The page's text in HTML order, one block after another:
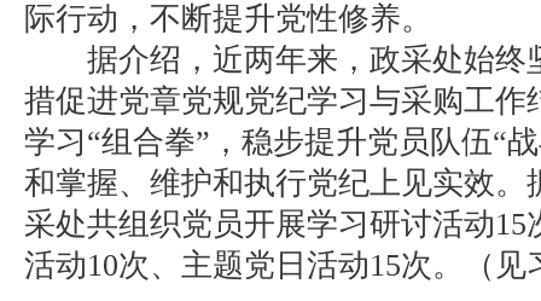
际行动，不断提升党性修养。
据介绍，近两年来，政采处始终
措促进党章党规党纪学习与采购工作
学习“组合拳”，稳步提升党员队伍“
和掌握、维护和执行党纪上见实效。
采处共组织党员开展学习研讨活动
活动10次、主题党日活动15次。（ 见